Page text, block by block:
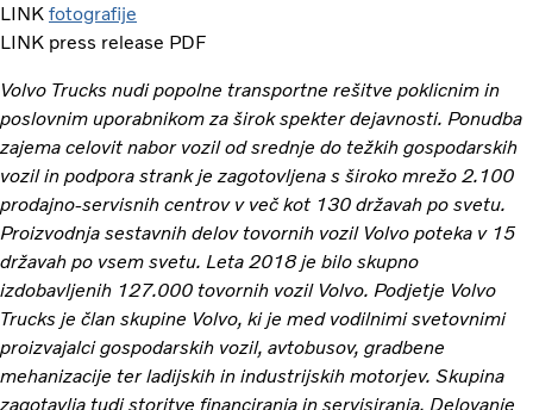
LINK fotografije
LINK press release PDF
Volvo Trucks nudi popolne transportne rešitve poklicnim in
poslovnim uporabnikom za širok spekter dejavnosti. Ponudba
zajema celovit nabor vozil od srednje do težkih gospodarskih
vozil in podpora strank je zagotovljena s široko mrežo 2.100
prodajno-servisnih centrov v več kot 130 državah po svetu.
Proizvodnja sestavnih delov tovornih vozil Volvo poteka v 15
državah po vsem svetu. Leta 2018 je bilo skupno
izdobavljenih 127.000 tovornih vozil Volvo. Podjetje Volvo
Trucks je član skupine Volvo, ki je med vodilnimi svetovnimi
proizvajalci gospodarskih vozil, avtobusov, gradbene
mehanizacije ter ladijskih in industrijskih motorjev. Skupina
zagotavlja tudi storitve financiranja in servisiranja. Delovanje